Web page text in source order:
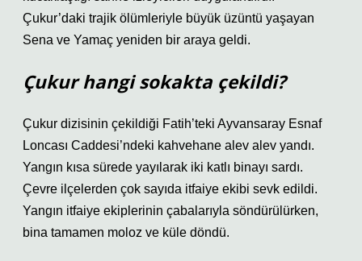
Çukur’daki trajik ölümleriyle büyük üzüntü yaşayan
Sena ve Yamaç yeniden bir araya geldi.
Çukur hangi sokakta çekildi?
Çukur dizisinin çekildiği Fatih’teki Ayvansaray Esnaf
Loncası Caddesi’ndeki kahvehane alev alev yandı.
Yangın kısa sürede yayılarak iki katlı binayı sardı.
Çevre ilçelerden çok sayıda itfaiye ekibi sevk edildi.
Yangın itfaiye ekiplerinin çabalarıyla söndürülürken,
bina tamamen moloz ve küle döndü.